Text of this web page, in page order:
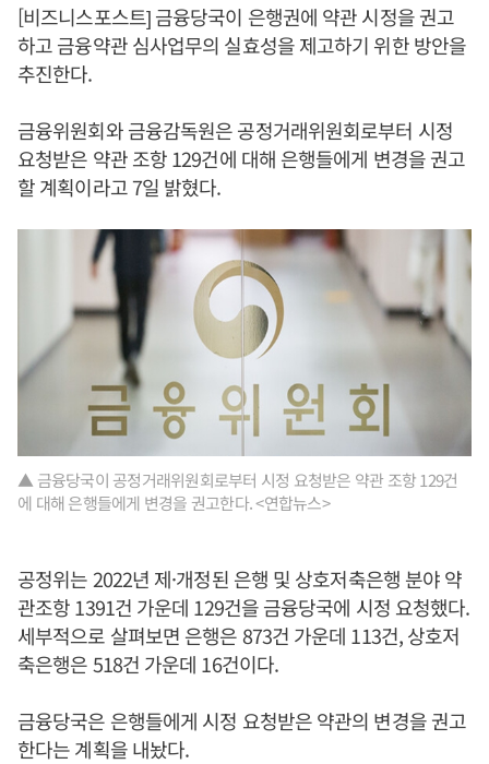
[비즈니스포스트] 금융당국이 은행권에 약관 시정을 권고
하고 금융약관 심사업무의 실효성을 제고하기 위한 방안을
추진한다.
금융위원회와 금융감독원은 공정거래위원회로부터 시정
요청받은 약관 조항 129건에 대해 은행들에게 변경을 권고
할 계획이라고 7일 밝혔다.
▲ 금융당국이 공정거래위원회로부터 시정 요청받은 약관 조항 129건
에 대해 은행들에게 변경을 권고한다. <연합뉴스>
공정위는 2022년 제·개정된 은행 및 상호저축은행 분야 약
관조항 1391건 가운데 129건을 금융당국에 시정 요청했다.
세부적으로 살펴보면 은행은 873건 가운데 113건, 상호저
축은행은 518건 가운데 16건이다.
금융당국은 은행들에게 시정 요청받은 약관의 변경을 권고
한다는 계획을 내놨다.